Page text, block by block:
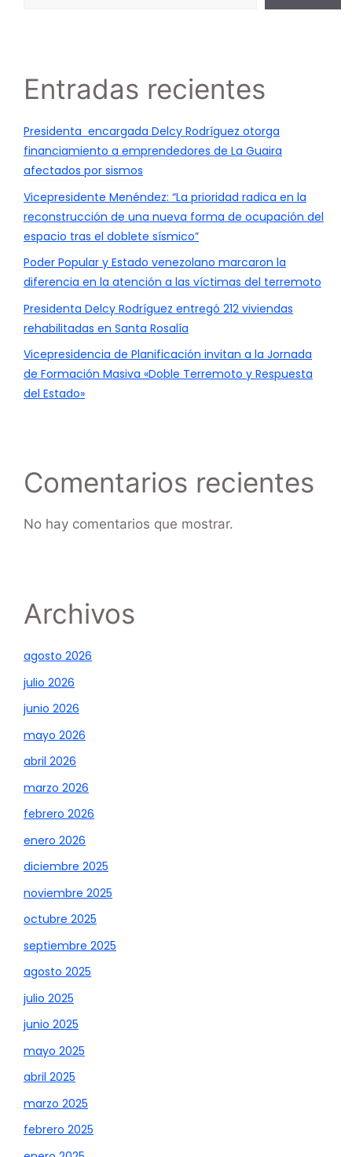
Entradas recientes
Presidenta encargada Delcy Rodríguez otorga
financiamiento a emprendedores de La Guaira
afectados por sismos
Vicepresidente Menéndez: “La prioridad radica en la
reconstrucción de una nueva forma de ocupación del
espacio tras el doblete sísmico”
Poder Popular y Estado venezolano marcaron la
diferencia en la atención a las víctimas del terremoto
Presidenta Delcy Rodríguez entregó 212 viviendas
rehabilitadas en Santa Rosalía
Vicepresidencia de Planificación invitan a la Jornada
de Formación Masiva «Doble Terremoto y Respuesta
del Estado»
Comentarios recientes
No hay comentarios que mostrar.
Archivos
agosto 2026
julio 2026
junio 2026
mayo 2026
abril 2026
marzo 2026
febrero 2026
enero 2026
diciembre 2025
noviembre 2025
octubre 2025
septiembre 2025
agosto 2025
julio 2025
junio 2025
mayo 2025
abril 2025
marzo 2025
febrero 2025